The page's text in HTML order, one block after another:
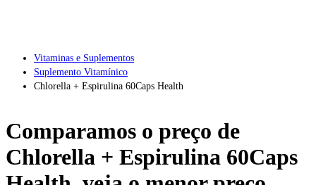
Vitaminas e Suplementos
Suplemento Vitamínico
Chlorella + Espirulina 60Caps Health
Comparamos o preço de
Chlorella + Espirulina 60Caps